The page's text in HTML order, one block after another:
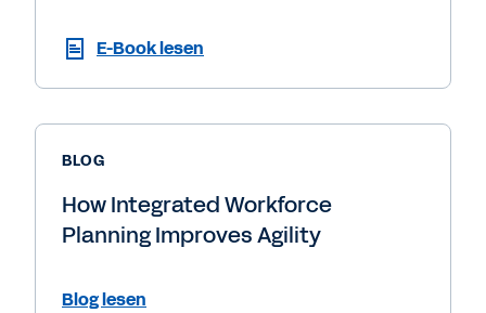
E-Book lesen
BLOG
How Integrated Workforce
Planning Improves Agility
Blog lesen